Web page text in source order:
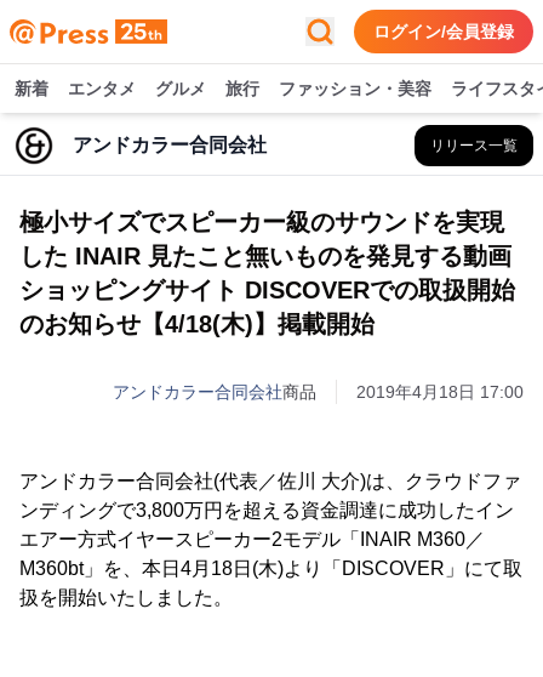
ログイン/会員登録
新着 エンタメ グルメ 旅行 ファッション・美容 ライフスタ
アンドカラー合同会社 リリース一覧
極小サイズでスピーカー級のサウンドを実現
した INAIR 見たこと無いものを発見する動画
ショッピングサイト DISCOVERでの取扱開始
のお知らせ【4/18(木)】掲載開始
アンドカラー合同会社商品 2019年4月18日 17:00
アンドカラー合同会社(代表／佐川 大介)は、クラウドファ
ンディングで3,800万円を超える資金調達に成功したイン
エアー方式イヤースピーカー2モデル「INAIR M360／
M360bt」を、本日4月18日(木)より「DISCOVER」にて取
扱を開始いたしました。